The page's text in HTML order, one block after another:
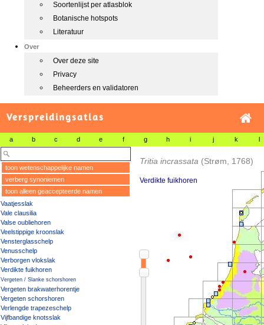
Soortenlijst per atlasblok
Botanische hotspots
Literatuur
Over
Over deze site
Privacy
Beheerders en validatoren
Verspreidingsatlas
a b c d e f g h i j k l
toon wetenschappelijke namen
verberg synoniemen
toon alleen geaccepteerde namen
Vaatjesslak
Vale clausilia
Valse oubliehoren
Veelstippige kroonslak
Vensterglasschelp
Venusschelp
Verborgen vlokslak
Verdikte fuikhoren
Vergeten / Slanke schorshoren
Vergeten brakwaterhorentje
Vergeten schorshoren
Verlengde trapezeschelp
Vijfbandige knotsslak
Tritia incrassata (Strøm, 1768)
Verdikte fuikhoren